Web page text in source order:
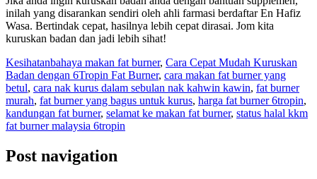
inilah yang disarankan sendiri oleh ahli farmasi berdaftar En Hafiz
Wasa. Bertindak cepat, hasilnya lebih cepat dirasai. Jom kita
kuruskan badan dan jadi lebih sihat!
Kesihatanbahaya makan fat burner, Cara Cepat Mudah Kuruskan
Badan dengan 6Tropin Fat Burner, cara makan fat burner yang
betul, cara nak kurus dalam sebulan nak kahwin kawin, fat burner
murah, fat burner yang bagus untuk kurus, harga fat burner 6tropin,
kandungan fat burner, selamat ke makan fat burner, status halal kkm
fat burner malaysia 6tropin
Post navigation